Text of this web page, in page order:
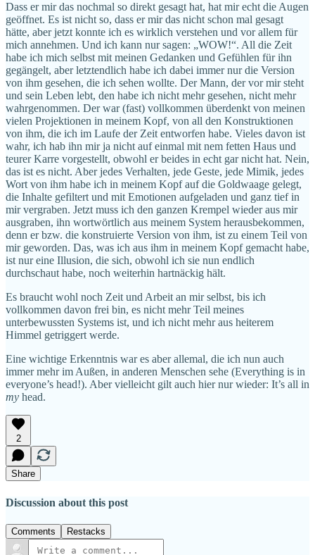
Dass er mir das nochmal so direkt gesagt hat, hat mir echt die Augen
geöffnet. Es ist nicht so, dass er mir das nicht schon mal gesagt
hätte, aber jetzt konnte ich es wirklich verstehen und vor allem für
mich annehmen. Und ich kann nur sagen: „WOW!“. All die Zeit
habe ich mich selbst mit meinen Gedanken und Gefühlen für ihn
gegängelt, aber letztendlich habe ich dabei immer nur die Version
von ihm gesehen, die ich sehen wollte. Der Mann, der vor mir steht
und sein Leben lebt, den habe ich nicht mehr gesehen, nicht mehr
wahrgenommen. Der war (fast) vollkommen überdenkt von meinen
vielen Projektionen in meinem Kopf, von all den Konstruktionen
von ihm, die ich im Laufe der Zeit entworfen habe. Vieles davon ist
wahr, ich hab ihn mir ja nicht auf einmal mit nem fetten Haus und
teurer Karre vorgestellt, obwohl er beides in echt gar nicht hat. Nein,
das ist es nicht. Aber jedes Verhalten, jede Geste, jede Mimik, jedes
Wort von ihm habe ich in meinem Kopf auf die Goldwaage gelegt,
die Inhalte gefiltert und mit Emotionen aufgeladen und ganz tief in
mir vergraben. Jetzt muss ich den ganzen Krempel wieder aus mir
ausgraben, ihn wortwörtlich aus meinem System herausbekommen,
denn er bzw. die konstruierte Version von ihm, ist zu einem Teil von
mir geworden. Das, was ich aus ihm in meinem Kopf gemacht habe,
ist nur eine Illusion, die sich, obwohl ich sie nun endlich
durchschaut habe, noch weiterhin hartnäckig hält.
Es braucht wohl noch Zeit und Arbeit an mir selbst, bis ich
vollkommen davon frei bin, es nicht mehr Teil meines
unterbewussten Systems ist, und ich nicht mehr aus heiterem
Himmel getriggert werde.
Eine wichtige Erkenntnis war es aber allemal, die ich nun auch
immer mehr im Außen, in anderen Menschen sehe (Everything is in
everyone’s head!). Aber vielleicht gilt auch hier nur wieder: It’s all in
my head.
2
Share
Discussion about this post
Comments Restacks